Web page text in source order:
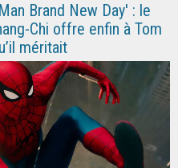
Ghost
Brand New Day' : le
Chi offre enfin à Tom
méritait